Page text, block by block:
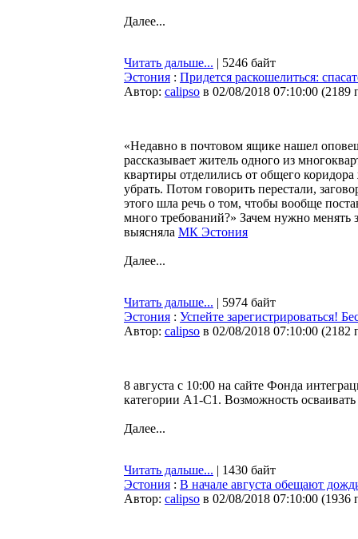
Далее...
Читать дальше... | 5246 байт
Эстония : Придется раскошелиться:
Автор: calipso в 02/08/2018 07:10:00 (2189
«Недавно в почтовом ящике нашел
рассказывает житель одного из
квартиры отделились от общего
убрать. Потом говорить перестали,
этого шла речь о том, чтобы вообще
много требований?» Зачем нужно менять
выясняла МК Эстония
Далее...
Читать дальше... | 5974 байт
Эстония : Успейте зарегистрироваться!
Автор: calipso в 02/08/2018 07:10:00 (2182
8 августа c 10:00 на сайте Фонда
категории A1-C1. Возможность
Далее...
Читать дальше... | 1430 байт
Эстония : В начале августа обещают
Автор: calipso в 02/08/2018 07:10:00 (1936